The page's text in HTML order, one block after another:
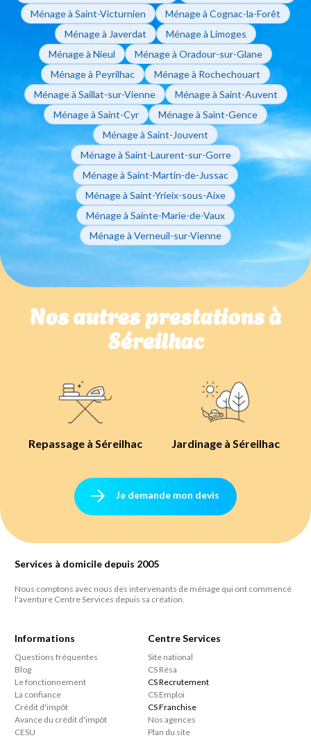
Ménage à Saint-Victurnien
Ménage à Cognac-la-Forêt
Ménage à Javerdat
Ménage à Limoges
Ménage à Nieul
Ménage à Oradour-sur-Glane
Ménage à Peyrilhac
Ménage à Rochechouart
Ménage à Saillat-sur-Vienne
Ménage à Saint-Auvent
Ménage à Saint-Cyr
Ménage à Saint-Gence
Ménage à Saint-Jouvent
Ménage à Saint-Laurent-sur-Gorre
Ménage à Saint-Martin-de-Jussac
Ménage à Saint-Yrieix-sous-Aixe
Ménage à Sainte-Marie-de-Vaux
Ménage à Verneuil-sur-Vienne
Nos autres prestations à
Séreilhac
Repassage à Séreilhac Jardinage à Séreilhac
Je demande mon devis
Services à domicile depuis 2005
Nous comptons avec nous des intervenants de ménage qui ont commencé
l'aventure Centre Services depuis sa création.
Informations
Questions fréquentes
Blog
Le fonctionnement
La confiance
Crédit d'impôt
Avance du crédit d'impôt
CESU
Centre Services
Site national
CS Résa
CS Recrutement
CS Emploi
CS Franchise
Nos agences
Plan du site